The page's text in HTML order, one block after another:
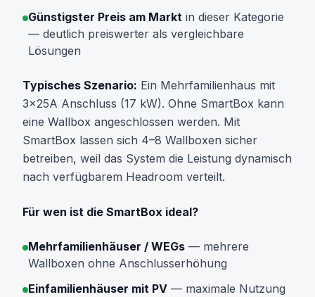
Günstigster Preis am Markt in dieser Kategorie
— deutlich preiswerter als vergleichbare
Lösungen
Typisches Szenario: Ein Mehrfamilienhaus mit
3×25A Anschluss (17 kW). Ohne SmartBox kann
eine Wallbox angeschlossen werden. Mit
SmartBox lassen sich 4–8 Wallboxen sicher
betreiben, weil das System die Leistung dynamisch
nach verfügbarem Headroom verteilt.
Für wen ist die SmartBox ideal?
Mehrfamilienhäuser / WEGs — mehrere
Wallboxen ohne Anschlusserhöhung
Einfamilienhäuser mit PV — maximale Nutzung